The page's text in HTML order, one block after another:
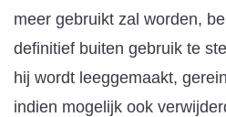
meer gebruikt zal worden,
definitief buiten gebruik te
hij wordt leeggemaakt,
indien mogelijk ook